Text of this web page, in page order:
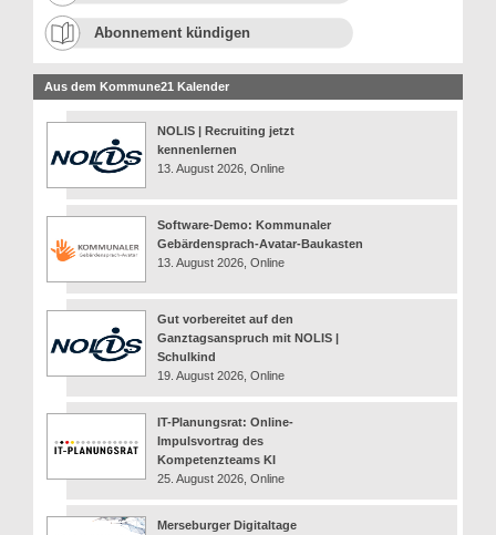
Abonnement kündigen
Aus dem Kommune21 Kalender
NOLIS | Recruiting jetzt
kennenlernen
13. August 2026, Online
Software-Demo: Kommunaler
Gebärdensprach-Avatar-Baukasten
13. August 2026, Online
Gut vorbereitet auf den
Ganztagsanspruch mit NOLIS |
Schulkind
19. August 2026, Online
IT-Planungsrat: Online-
Impulsvortrag des
Kompetenzteams KI
25. August 2026, Online
Merseburger Digitaltage